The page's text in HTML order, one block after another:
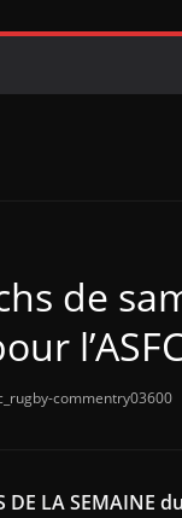
de
commentry03600
DE LA SEMAINE